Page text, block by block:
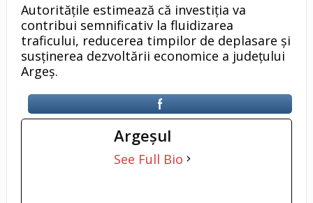
Autoritățile estimează că investiția va
contribui semnificativ la fluidizarea
traficului, reducerea timpilor de deplasare și
susținerea dezvoltării economice a județului
Argeș.
Argeşul
See Full Bio